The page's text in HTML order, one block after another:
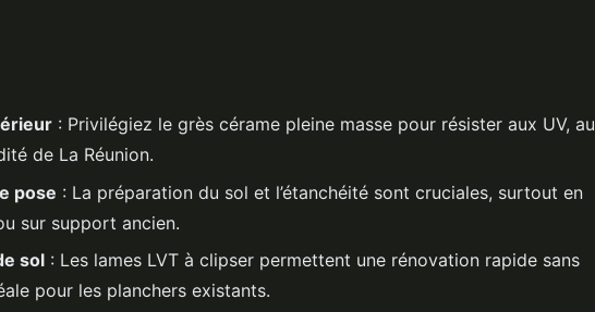
: Privilégiez le grès cérame pleine masse pour résister aux UV, au
de La Réunion.
pose : La préparation du sol et l’étanchéité sont cruciales, surtout en
sur support ancien.
sol : Les lames LVT à clipser permettent une rénovation rapide sans
pour les planchers existants.